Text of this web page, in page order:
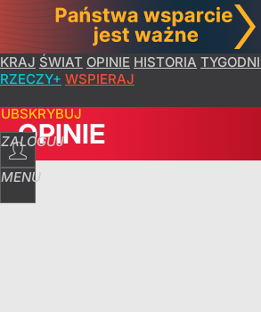
KRAJ ŚWIAT OPINIE HISTORIA
RZECZY+ WSPIERAJ
ZALOGUJ
MENU
OPINIE